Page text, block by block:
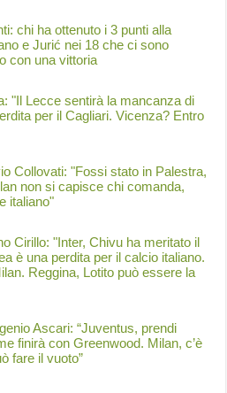
chi ha ottenuto i 3 punti alla
e Jurić nei 18 che ci sono
con una vittoria
"Il Lecce sentirà la mancanza di
per il Cagliari. Vicenza? Entro
Collovati: "Fossi stato in Palestra,
non si capisce chi comanda,
italiano"
Cirillo: "Inter, Chivu ha meritato il
è una perdita per il calcio italiano.
Reggina, Lotito può essere la
Ascari: “Juventus, prendi
finirà con Greenwood. Milan, c’è
fare il vuoto”